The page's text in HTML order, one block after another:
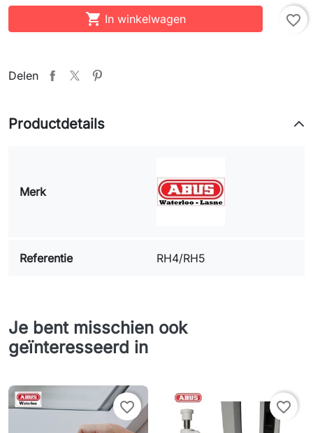
 In winkelwagen favorite_border
Delen
Productdetails
Merk
Referentie RH4/RH5
Je bent misschien ook
geïnteresseerd in
favorite_border favorite_border